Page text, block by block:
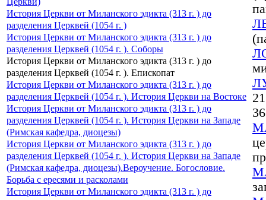
История Церкви от Миланского эдикта (313 г. ) до
разделения Церквей (1054 г. )
История Церкви от Миланского эдикта (313 г. ) до
разделения Церквей (1054 г. ). Соборы
История Церкви от Миланского эдикта (313 г. ) до
разделения Церквей (1054 г. ). Епископат
История Церкви от Миланского эдикта (313 г. ) до
разделения Церквей (1054 г. ). История Церкви на Востоке
История Церкви от Миланского эдикта (313 г. ) до
разделения Церквей (1054 г. ). История Церкви на Западе
(Римская кафедра, диоцезы)
История Церкви от Миланского эдикта (313 г. ) до
разделения Церквей (1054 г. ). История Церкви на Западе
(Римская кафедра, диоцезы).Вероучение. Богословие.
Борьба с ересями и расколами
История Церкви от Миланского эдикта (313 г. ) до